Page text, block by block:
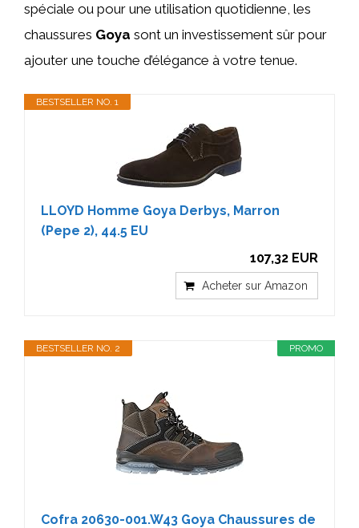
spéciale ou pour une utilisation quotidienne, les
chaussures Goya sont un investissement sûr pour
ajouter une touche d’élégance à votre tenue.
BESTSELLER NO. 1
LLOYD Homme Goya Derbys, Marron
(Pepe 2), 44.5 EU
107,32 EUR
Acheter sur Amazon
PROMO
BESTSELLER NO. 2
Cofra 20630-001.W43 Goya Chaussures de